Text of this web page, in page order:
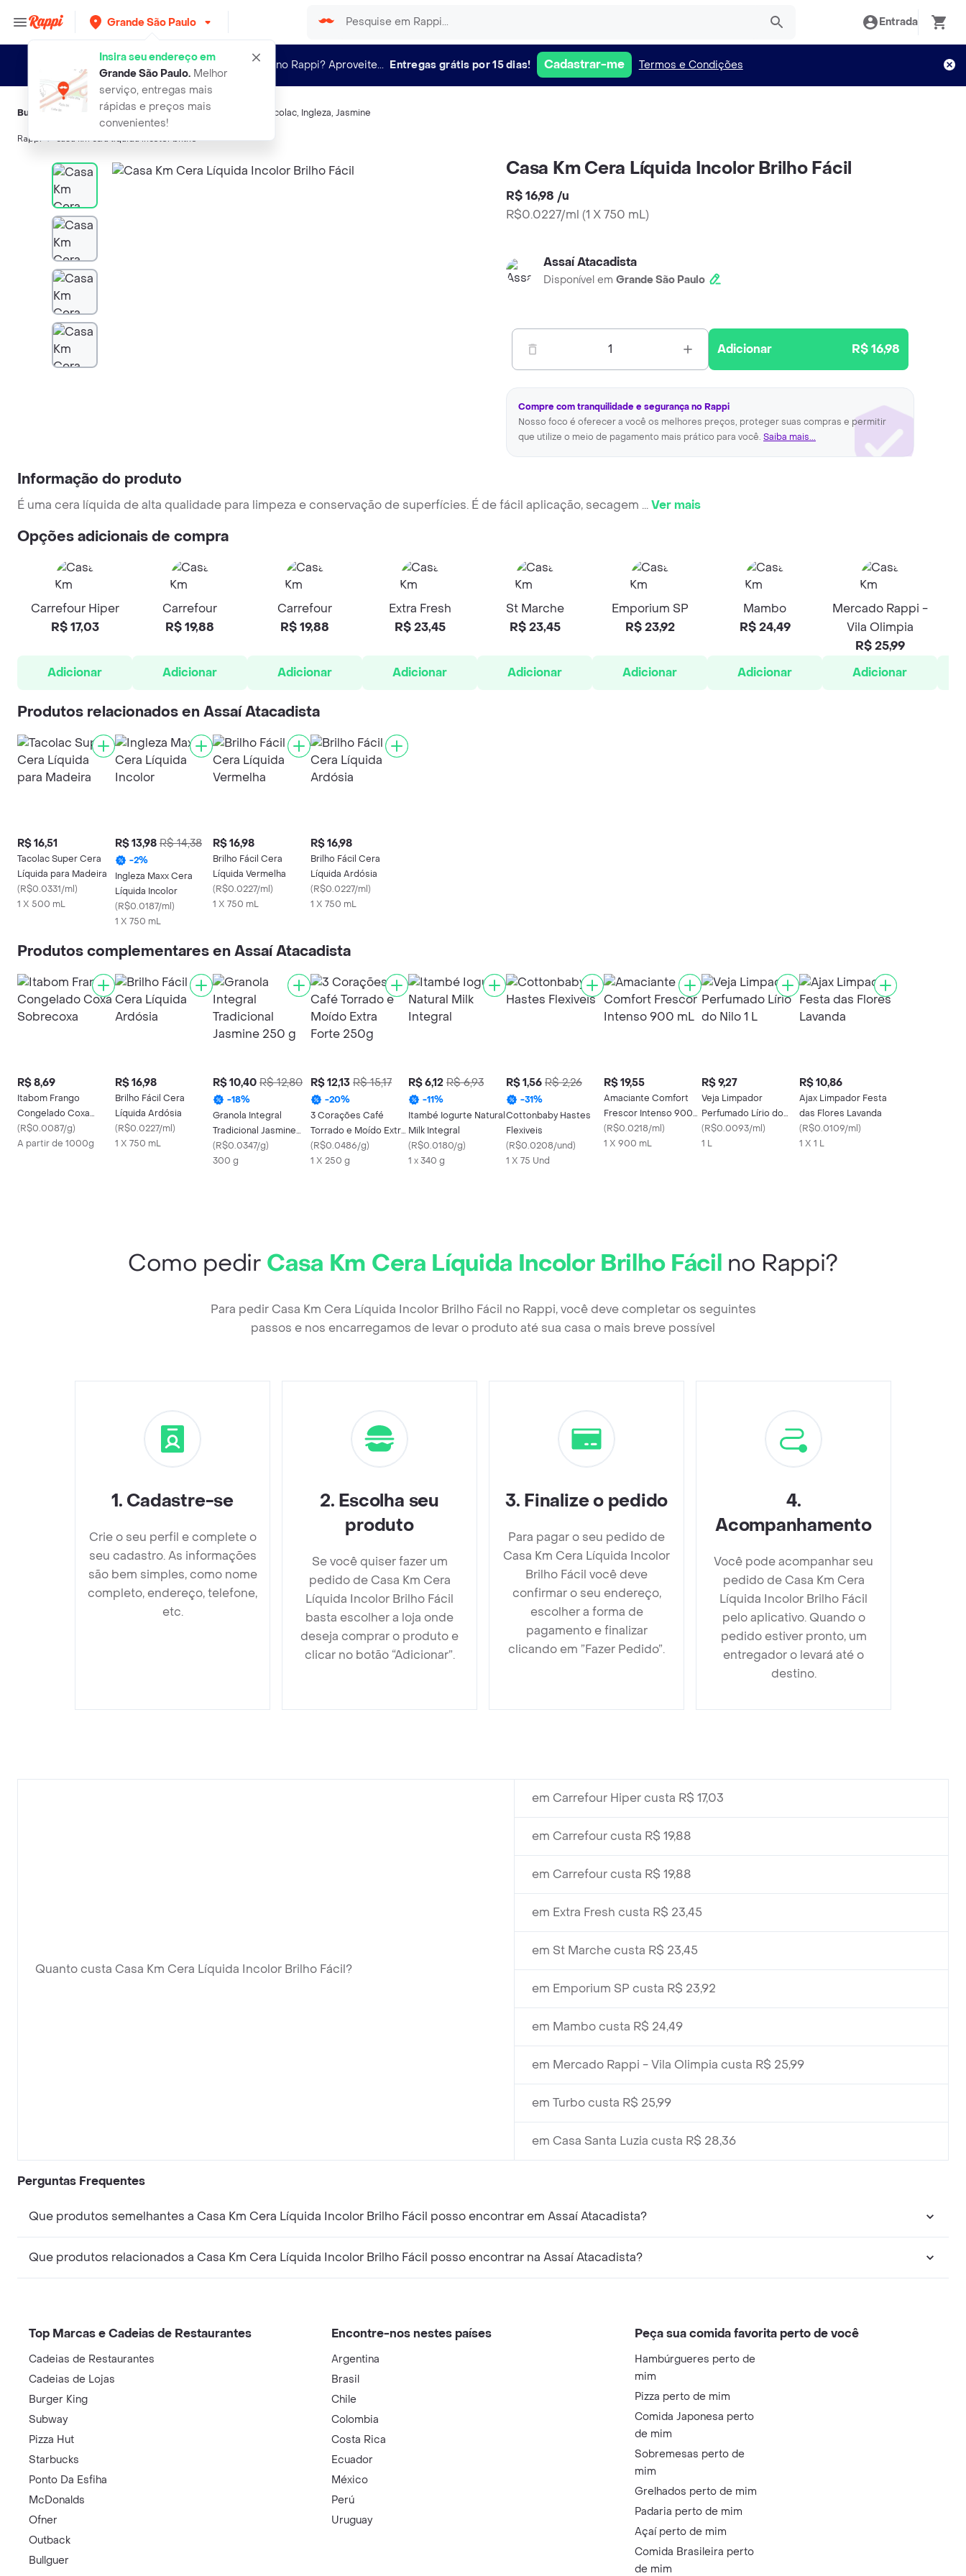
Grande São Paulo
Insira seu endereço em
Grande São Paulo.Melhor
serviço, entregas mais
rápidas e preços mais
convenientes!
Entrada
Novo no Rappi? Aproveite... Entregas grátis por 15 dias! Cadastrar-me Termos e Condições
Buscas relacionadas:Ceras e restauradores, Tacolac, Ingleza, Jasmine
Rappi casa km cera liquida incolor brilho
Casa Km Cera Líquida Incolor Brilho Fácil
R$ 16,98 /u
R$0.0227/ml (1 X 750 mL)
Assaí Atacadista
Disponível em Grande São Paulo
1 Adicionar R$ 16,98
Compre com tranquilidade e segurança no Rappi
Nosso foco é oferecer a você os melhores preços, proteger suas compras e permitir
que utilize o meio de pagamento mais prático para você. Saiba mais...
Informação do produto
É uma cera líquida de alta qualidade para limpeza e conservação de superfícies. É de fácil aplicação, secagem ...Ver mais
Opções adicionais de compra
Carrefour Hiper
R$ 17,03
Adicionar
Carrefour
R$ 19,88
Adicionar
Carrefour
R$ 19,88
Adicionar
Extra Fresh
R$ 23,45
Adicionar
St Marche
R$ 23,45
Adicionar
Emporium SP
R$ 23,92
Adicionar
Mambo
R$ 24,49
Adicionar
Mercado Rappi -
Vila Olimpia
R$ 25,99
Adicionar
Produtos relacionados en Assaí Atacadista
R$ 16,51
Tacolac Super Cera
Líquida para Madeira
(R$0.0331/ml)
1 X 500 mL
R$ 13,98 R$ 14,38
-2%
Ingleza Maxx Cera
Líquida Incolor
(R$0.0187/ml)
1 X 750 mL
R$ 16,98
Brilho Fácil Cera
Líquida Vermelha
(R$0.0227/ml)
1 X 750 mL
R$ 16,98
Brilho Fácil Cera
Líquida Ardósia
(R$0.0227/ml)
1 X 750 mL
Produtos complementares en Assaí Atacadista
R$ 8,69
Itabom Frango
Congelado Coxa
Sobrecoxa
(R$0.0087/g)
A partir de 1000g
R$ 16,98
Brilho Fácil Cera
Líquida Ardósia
(R$0.0227/ml)
1 X 750 mL
R$ 10,40 R$ 12,80
-18%
Granola Integral
Tradicional Jasmine
250 g
(R$0.0347/g)
300 g
R$ 12,13 R$ 15,17
-20%
3 Corações Café
Torrado e Moído Extra
Forte 250g
(R$0.0486/g)
1 X 250 g
R$ 6,12 R$ 6,93
-11%
Itambé Iogurte Natural
Milk Integral
(R$0.0180/g)
1 x 340 g
R$ 1,56 R$ 2,26
-31%
Cottonbaby Hastes
Flexiveis
(R$0.0208/und)
1 X 75 Und
R$ 19,55
Amaciante Comfort
Frescor Intenso 900
mL
(R$0.0218/ml)
1 X 900 mL
R$ 9,27
Veja Limpador
Perfumado Lírio do
Nilo 1 L
(R$0.0093/ml)
1 L
R$ 10,86
Ajax Limpador Festa
das Flores Lavanda
(R$0.0109/ml)
1 X 1 L
Como pedir Casa Km Cera Líquida Incolor Brilho Fácil no Rappi?
Para pedir Casa Km Cera Líquida Incolor Brilho Fácil no Rappi, você deve completar os seguintes
passos e nos encarregamos de levar o produto até sua casa o mais breve possível
1. Cadastre-se
Crie o seu perfil e complete o
seu cadastro. As informações
são bem simples, como nome
completo, endereço, telefone,
etc.
2. Escolha seu
produto
Se você quiser fazer um
pedido de Casa Km Cera
Líquida Incolor Brilho Fácil
basta escolher a loja onde
deseja comprar o produto e
clicar no botão “Adicionar”.
3. Finalize o pedido
Para pagar o seu pedido de
Casa Km Cera Líquida Incolor
Brilho Fácil você deve
confirmar o seu endereço,
escolher a forma de
pagamento e finalizar
clicando em ”Fazer Pedido”.
4.
Acompanhamento
Você pode acompanhar seu
pedido de Casa Km Cera
Líquida Incolor Brilho Fácil
pelo aplicativo. Quando o
pedido estiver pronto, um
entregador o levará até o
destino.
Quanto custa Casa Km Cera Líquida Incolor Brilho Fácil?
em Carrefour Hiper custa R$ 17,03
em Carrefour custa R$ 19,88
em Carrefour custa R$ 19,88
em Extra Fresh custa R$ 23,45
em St Marche custa R$ 23,45
em Emporium SP custa R$ 23,92
em Mambo custa R$ 24,49
em Mercado Rappi - Vila Olimpia custa R$ 25,99
em Turbo custa R$ 25,99
em Casa Santa Luzia custa R$ 28,36
Perguntas Frequentes
Que produtos semelhantes a Casa Km Cera Líquida Incolor Brilho Fácil posso encontrar em Assaí Atacadista?
Que produtos relacionados a Casa Km Cera Líquida Incolor Brilho Fácil posso encontrar na Assaí Atacadista?
Top Marcas e Cadeias de Restaurantes
Cadeias de Restaurantes
Cadeias de Lojas
Burger King
Subway
Pizza Hut
Starbucks
Ponto Da Esfiha
McDonalds
Ofner
Outback
Bullguer
Encontre-nos nestes países
Argentina
Brasil
Chile
Colombia
Costa Rica
Ecuador
México
Perú
Uruguay
Peça sua comida favorita perto de você
Hambúrgueres perto de
mim
Pizza perto de mim
Comida Japonesa perto
de mim
Sobremesas perto de
mim
Grelhados perto de mim
Padaria perto de mim
Açaí perto de mim
Comida Brasileira perto
de mim